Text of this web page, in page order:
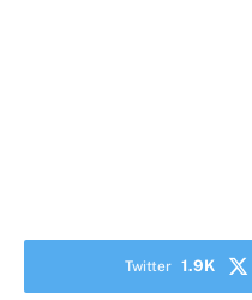
Twitter 1.9K